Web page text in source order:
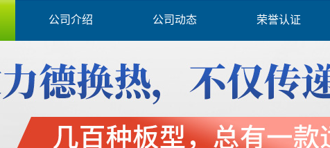
公司介绍 公司动态 荣誉认证